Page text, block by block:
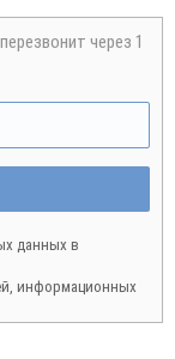
через 1
данных в
информационных